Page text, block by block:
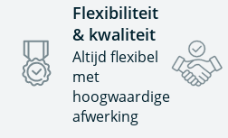
Flexibiliteit
& kwaliteit
Altijd flexibel
met
hoogwaardige
afwerking